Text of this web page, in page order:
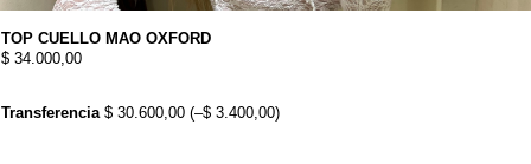
TOP CUELLO MAO OXFORD
$ 34.000,00
Transferencia $ 30.600,00 (–$ 3.400,00)